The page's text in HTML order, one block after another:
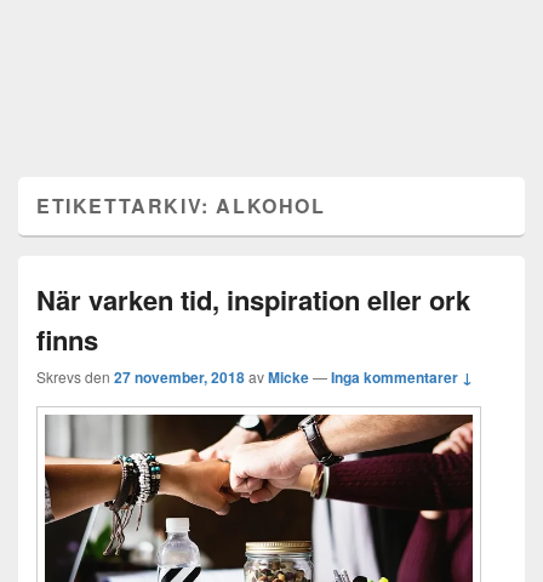
ETIKETTARKIV:ALKOHOL
När varken tid, inspiration eller ork
finns
Skrevs den 27 november, 2018avMicke—Inga kommentarer ↓